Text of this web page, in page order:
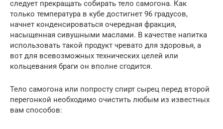
следует прекращать собирать тело самогона. Как
только температура в кубе достигнет 96 градусов,
начнет конденсироваться очередная фракция,
насыщенная сивушными маслами. В качестве напитка
использовать такой продукт чревато для здоровья, а
вот для всевозможных технических целей или
кольцевания браги он вполне сгодится.
Тело самогона или попросту спирт сырец перед второй
перегонкой необходимо очистить любым из известных
вам способов: